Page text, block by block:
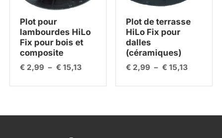
Plot pour
lambourdes HiLo
Fix pour bois et
composite
€ 2,99 – € 15,13
Plot de terrasse
HiLo Fix pour
dalles
(céramiques)
€ 2,99 – € 15,13